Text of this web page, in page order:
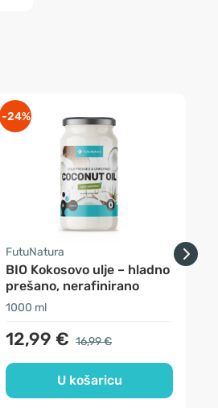
-24%
FutuNatura
BIO Kokosovo ulje – hladno
prešano, nerafinirano
1000 ml
12,99 € 16,99 €
U košaricu